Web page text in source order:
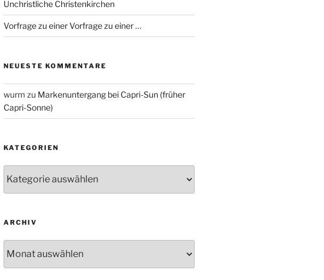
Unchristliche Christenkirchen
Vorfrage zu einer Vorfrage zu einer …
NEUESTE KOMMENTARE
wurm zu Markenuntergang bei Capri-Sun (früher
Capri-Sonne)
KATEGORIEN
ARCHIV